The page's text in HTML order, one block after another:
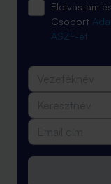
Elolvastam
Csoport
ÁSZF-ét